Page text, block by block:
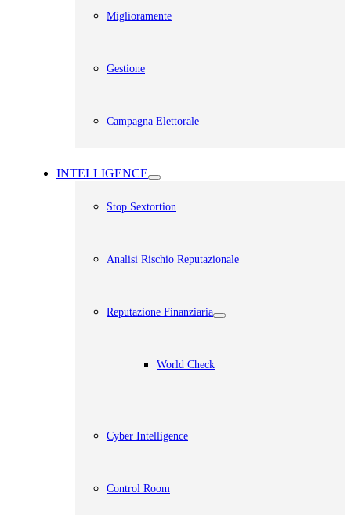
Miglioramente
Gestione
Campagna Elettorale
INTELLIGENCE
Stop Sextortion
Analisi Rischio Reputazionale​
Reputazione Finanziaria
World Check
Cyber Intelligence
Control Room